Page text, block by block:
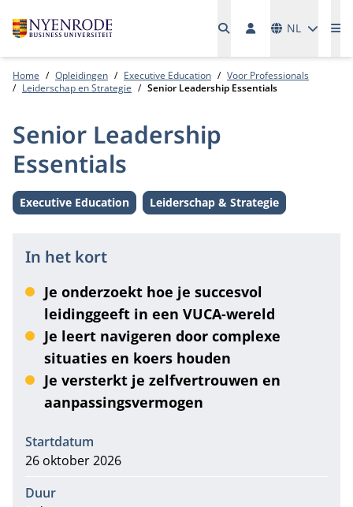
NL
Home Opleidingen Executive Education
Voor Professionals
Leiderschap en Strategie
Senior Leadership Essentials
Senior Leadership
Essentials
Level:
Executive Education Thema:
Leiderschap & Strategie
In het kort
Je onderzoekt hoe je succesvol
leidinggeeft in een VUCA-wereld
Je leert navigeren door complexe
situaties en koers houden
Je versterkt je zelfvertrouwen en
aanpassingsvermogen
Informatie
Startdatum
26 oktober 2026
Duur